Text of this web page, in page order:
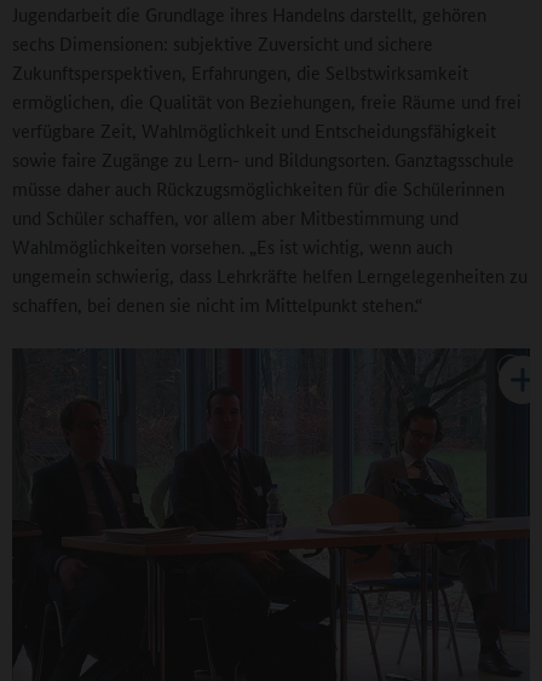
Jugendarbeit die Grundlage ihres Handelns darstellt, gehören
sechs Dimensionen: subjektive Zuversicht und sichere
Zukunftsperspektiven, Erfahrungen, die Selbstwirksamkeit
ermöglichen, die Qualität von Beziehungen, freie Räume und frei
verfügbare Zeit, Wahlmöglichkeit und Entscheidungsfähigkeit
sowie faire Zugänge zu Lern- und Bildungsorten. Ganztagsschule
müsse daher auch Rückzugsmöglichkeiten für die Schülerinnen
und Schüler schaffen, vor allem aber Mitbestimmung und
Wahlmöglichkeiten vorsehen. „Es ist wichtig, wenn auch
ungemein schwierig, dass Lehrkräfte helfen Lerngelegenheiten zu
schaffen, bei denen sie nicht im Mittelpunkt stehen.“